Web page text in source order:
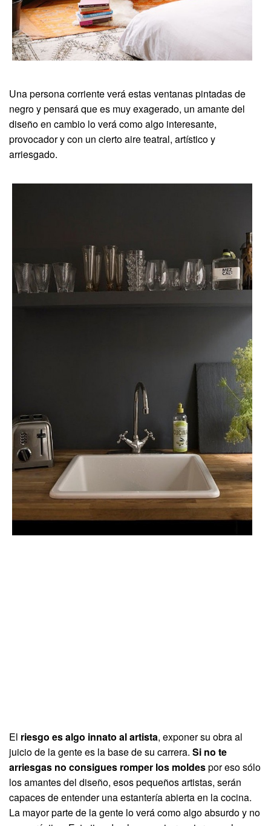
Una persona corriente verá estas ventanas pintadas de
negro y pensará que es muy exagerado, un amante del
diseño en cambio lo verá como algo interesante,
provocador y con un cierto aire teatral, artístico y
arriesgado.
El riesgo es algo innato al artista, exponer su obra al
juicio de la gente es la base de su carrera. Si no te
arriesgas no consigues romper los moldespor eso sólo
los amantes del diseño, esos pequeños artistas, serán
capaces de entender una estantería abierta en la cocina.
La mayor parte de la gente lo verá como algo absurdo y no